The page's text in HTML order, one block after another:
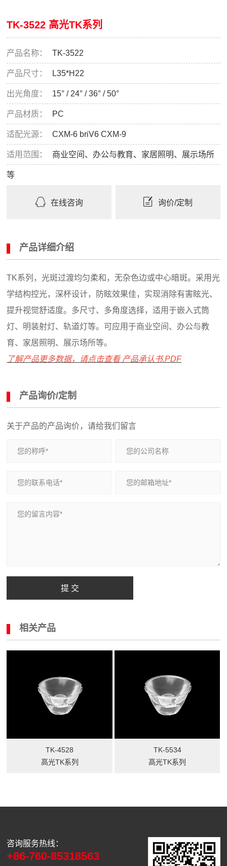
TK-3522 高光TK系列
产品名称： TK-3522
产品尺寸： L35*H22
出光角度： 15° / 24° / 36° / 50°
产品材质： PC
适配光源： CXM-6 briV6 CXM-9
适用范围： 商业空间、办公与教育、家居照明、展示场所
等
在线咨询 询价/定制
产品详细介绍
TK系列，光斑过渡均匀柔和，无杂色边或中心暗斑。采用光
学结构控光，深杯设计，防眩效果佳，实现消除有害眩光、
提升视觉舒适度。多尺寸、多角度选择，适用于嵌入式筒
灯、明装射灯、轨道灯等。可应用于商业空间、办公与教
育、家居照明、展示场所等。
了解产品更多数据，请点击查看 产品承认书.PDF
产品询价/定制
关于产品的产品询价，请给我们留言
提 交
相关产品
TK-4528
高光TK系列
TK-5534
高光TK系列
咨询服务热线：
+86-760-85318563